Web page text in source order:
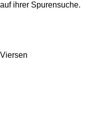
ihrer Spurensuche.